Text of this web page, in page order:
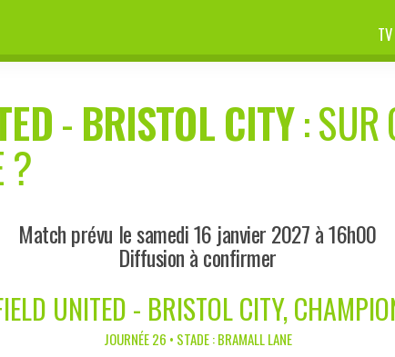
-BRISTOL CITY: SUR
?
Match prévu le samedi 16 janvier 2027 à 16h00
Diffusion à confirmer
UNITED - BRISTOL CITY,
JOURNÉE 26 • STADE : BRAMALL LANE